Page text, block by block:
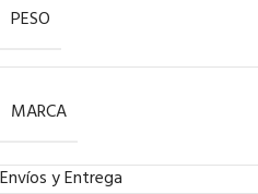
PESO
MARCA
Envíos y Entrega